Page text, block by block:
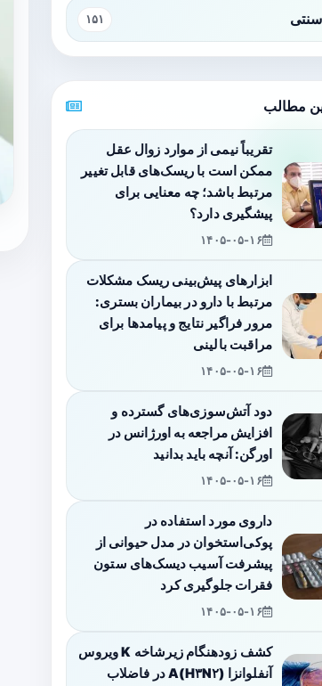
۱۵۱
مطالب
تقریباً نیمی از موارد زوال عقل
ممکن است با ریسک‌های قابل تغییر
مرتبط باشد؛ چه معنایی برای
پیشگیری دارد؟
۱۴۰۵-۰۵-۱۶
ابزارهای پیش‌بینی ریسک مشکلات
مرتبط با دارو در بیماران بستری:
مرور فراگیر نتایج و پیامدها برای
مراقبت بالینی
۱۴۰۵-۰۵-۱۶
دود آتش‌سوزی‌های گسترده و
افزایش مراجعه به اورژانس در
اورگن: آنچه باید بدانید
۱۴۰۵-۰۵-۱۶
داروی مورد استفاده در
پوکی‌استخوان در مدل حیوانی از
پیشرفت آسیب دیسک‌های ستون
فقرات جلوگیری کرد
۱۴۰۵-۰۵-۱۶
کشف زودهنگام زیرشاخه K ویروس
آنفلوانزا A(H۳N۲) در فاضلاب